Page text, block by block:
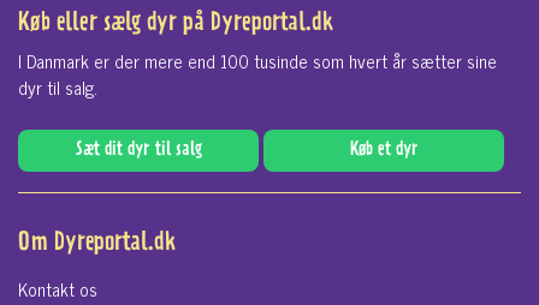
Køb eller sælg dyr på Dyreportal.dk
I Danmark er der mere end 100 tusinde som hvert år sætter sine
dyr til salg.
Sæt dit dyr til salg Køb et dyr
Om Dyreportal.dk
Kontakt os